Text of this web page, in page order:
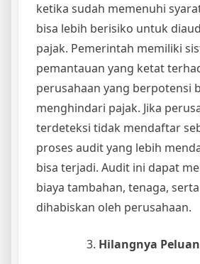
ketika sudah memenuhi
bisa lebih berisiko untuk
pajak. Pemerintah memiliki
pemantauan yang ketat
perusahaan yang berpotensi
menghindari pajak. Jika
terdeteksi tidak mendaftar
proses audit yang lebih
bisa terjadi. Audit ini dapat
biaya tambahan, tenaga,
dihabiskan oleh perusahaan.
Hilangnya